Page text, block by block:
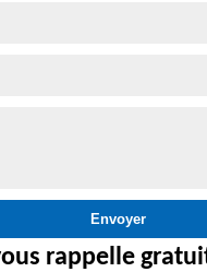
rappelle